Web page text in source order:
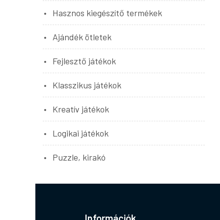
Hasznos kiegészítő termékek
Ajándék ötletek
Fejlesztő játékok
Klasszikus játékok
Kreatív játékok
Logikai játékok
Puzzle, kirakó